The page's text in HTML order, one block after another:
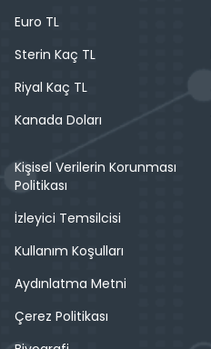
Euro TL
Sterin Kaç TL
Riyal Kaç TL
Kanada Doları
Kişisel Verilerin Korunması
Politikası
İzleyici Temsilcisi
Kullanım Koşulları
Aydınlatma Metni
Çerez Politikası